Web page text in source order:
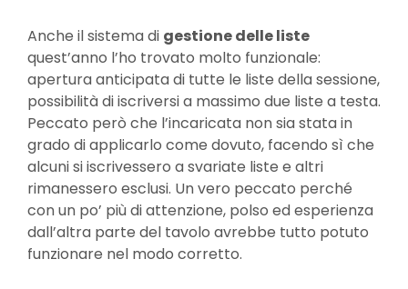
Anche il sistema di gestione delle liste
quest’anno l’ho trovato molto funzionale:
apertura anticipata di tutte le liste della sessione,
possibilità di iscriversi a massimo due liste a testa.
Peccato però che l’incaricata non sia stata in
grado di applicarlo come dovuto, facendo sì che
alcuni si iscrivessero a svariate liste e altri
rimanessero esclusi. Un vero peccato perché
con un po’ più di attenzione, polso ed esperienza
dall’altra parte del tavolo avrebbe tutto potuto
funzionare nel modo corretto.